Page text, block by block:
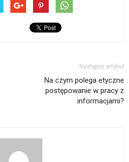
Następny artykuł
Na czym polega etyczne
postępowanie w pracy z
informacjami?